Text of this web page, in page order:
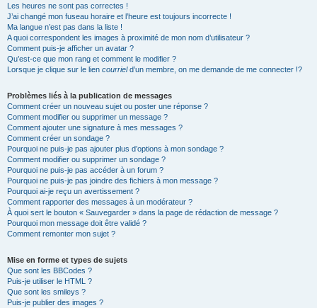
Les heures ne sont pas correctes !
J’ai changé mon fuseau horaire et l’heure est toujours incorrecte !
Ma langue n’est pas dans la liste !
A quoi correspondent les images à proximité de mon nom d’utilisateur ?
Comment puis-je afficher un avatar ?
Qu’est-ce que mon rang et comment le modifier ?
Lorsque je clique sur le lien courrield’un membre, on me demande de me connecter !?
Problèmes liés à la publication de messages
Comment créer un nouveau sujet ou poster une réponse ?
Comment modifier ou supprimer un message ?
Comment ajouter une signature à mes messages ?
Comment créer un sondage ?
Pourquoi ne puis-je pas ajouter plus d’options à mon sondage ?
Comment modifier ou supprimer un sondage ?
Pourquoi ne puis-je pas accéder à un forum ?
Pourquoi ne puis-je pas joindre des fichiers à mon message ?
Pourquoi ai-je reçu un avertissement ?
Comment rapporter des messages à un modérateur ?
À quoi sert le bouton « Sauvegarder » dans la page de rédaction de message ?
Pourquoi mon message doit être validé ?
Comment remonter mon sujet ?
Mise en forme et types de sujets
Que sont les BBCodes ?
Puis-je utiliser le HTML ?
Que sont les smileys ?
Puis-je publier des images ?